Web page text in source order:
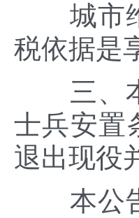
城市维
税依据是
三、本
士兵安置
退出现役
本公告